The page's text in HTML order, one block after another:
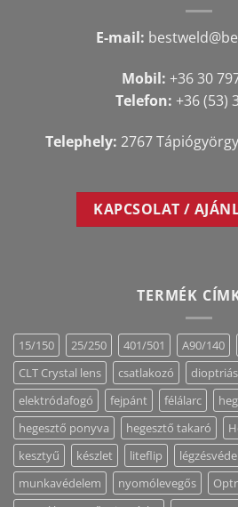
E-mail:
Mobil: +36 30
Telefon: +36 (53)
Telephely: 2767
KAPCSOLAT /
TERMÉK
15/150 25/250 401/501 A90/140
CLT Crystal lens
csatlakozó dioptriás
elektródafogó
fejpánt félálarc
hegesztő ponyva
hegesztő takaró
kesztyű
készlet liteflip
munkavédelem
nyomólevegős